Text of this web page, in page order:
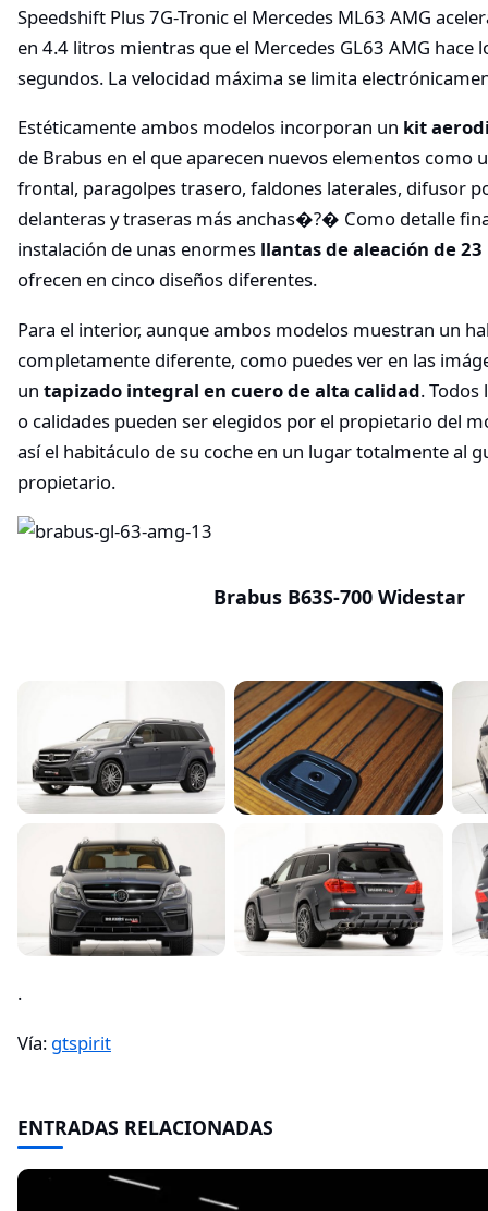
Speedshift Plus 7G-Tronic el Mercedes ML63 AMG
en 4.4 litros mientras que el Mercedes GL63 AMG hace
segundos. La velocidad máxima se limita
Estéticamente ambos modelos incorporan un kit
de Brabus en el que aparecen nuevos elementos como
frontal, paragolpes trasero, faldones laterales, difusor
delanteras y traseras más anchas�?� Como detalle
instalación de unas enormes llantas de aleación de
ofrecen en cinco diseños diferentes.
Para el interior, aunque ambos modelos muestran un
completamente diferente, como puedes ver en las
un tapizado integral en cuero de alta calidad. Todos
o calidades pueden ser elegidos por el propietario del
así el habitáculo de su coche en un lugar totalmente al
propietario.
Brabus B63S-700 Widestar
.
Vía: gtspirit
ENTRADAS RELACIONADAS